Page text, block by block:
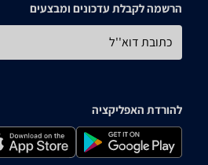
הרשמה לקבלת עדכונים ומבצעים
כתובת דוא''ל
להורדת האפליקציה